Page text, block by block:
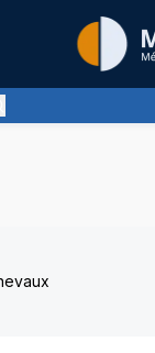
expertis&eacute;s
de nuages et un